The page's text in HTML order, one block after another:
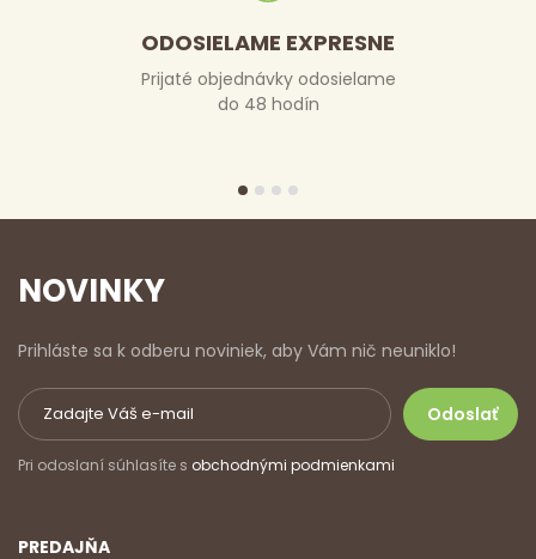
ODOSIELAME EXPRESNE
Prijaté objednávky odosielame
do 48 hodín
NOVINKY
Prihláste sa k odberu noviniek, aby Vám nič neuniklo!
Pri odoslaní súhlasíte s obchodnými podmienkami
PREDAJŇA